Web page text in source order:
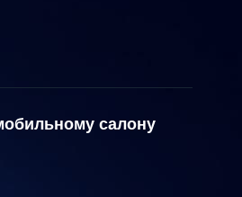
салону